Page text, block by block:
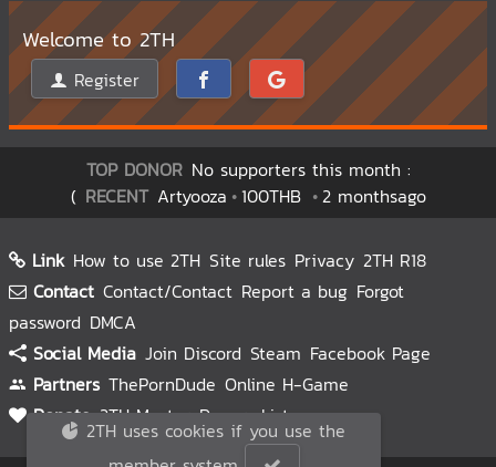
Welcome to 2TH
Register
TOP DONOR No supporters this month :
( RECENT Artyooza 100THB 2 monthsago
Link How to use 2TH Site rules Privacy 2TH R18
Contact Contact/Contact Report a bug Forgot
password DMCA
Social Media Join Discord Steam Facebook Page
Partners ThePornDude Online H-Game
Donate 2TH Master Donors List
2TH uses cookies if you use the